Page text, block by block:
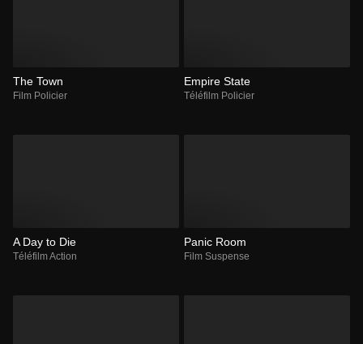
The Town
Film Policier
Empire State
Téléfilm Policier
A Day to Die
Téléfilm Action
Panic Room
Film Suspense